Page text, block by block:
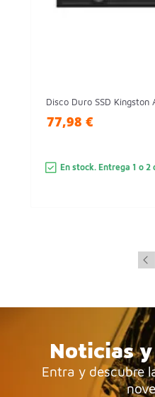
Disco Duro SSD Kingston
77,98 €
En stock. Entrega 1 o 2
Noticias
Entra y descubre